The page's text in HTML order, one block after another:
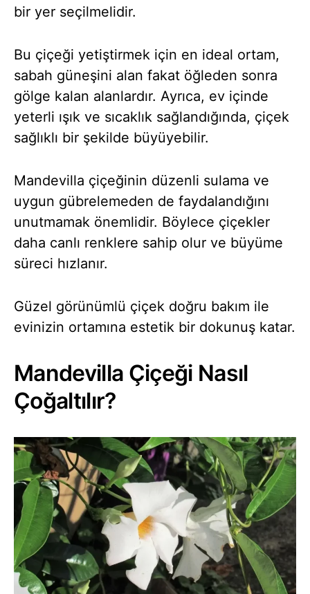
bir yer seçilmelidir.
Bu çiçeği yetiştirmek için en ideal ortam,
sabah güneşini alan fakat öğleden sonra
gölge kalan alanlardır. Ayrıca, ev içinde
yeterli ışık ve sıcaklık sağlandığında, çiçek
sağlıklı bir şekilde büyüyebilir.
Mandevilla çiçeğinin düzenli sulama ve
uygun gübrelemeden de faydalandığını
unutmamak önemlidir. Böylece çiçekler
daha canlı renklere sahip olur ve büyüme
süreci hızlanır.
Güzel görünümlü çiçek doğru bakım ile
evinizin ortamına estetik bir dokunuş katar.
Mandevilla Çiçeği Nasıl
Çoğaltılır?